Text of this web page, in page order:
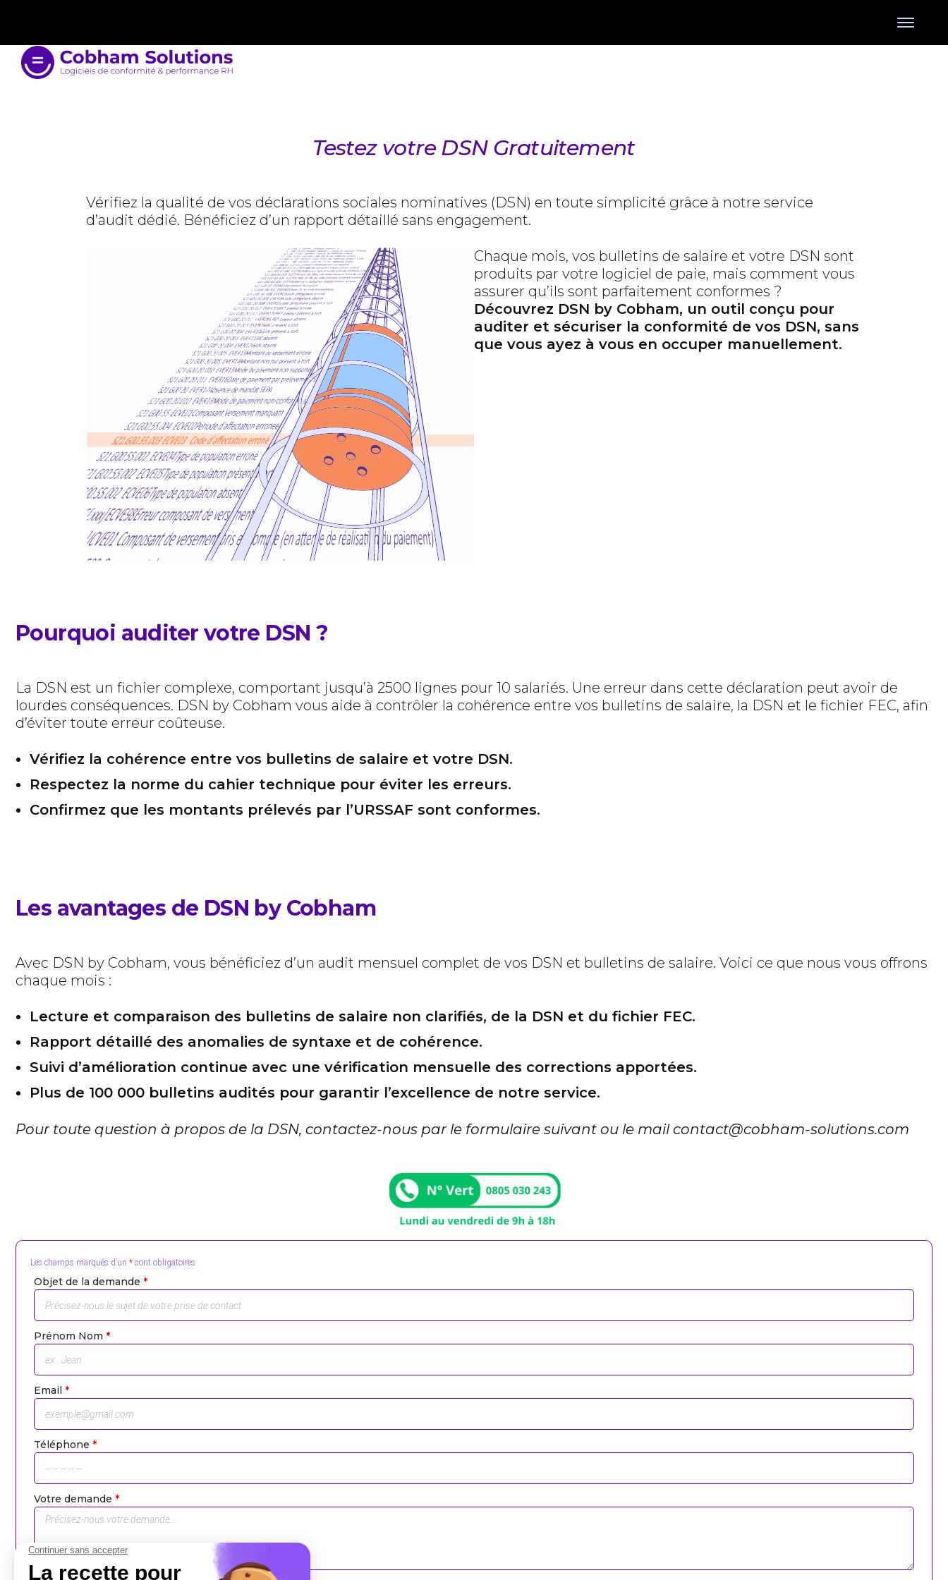
Testez votre DSN Gratuitement
Vérifiez la qualité de vos déclarations sociales nominatives (DSN) en toute simplicité grâce à notre service
d’audit dédié. Bénéficiez d’un rapport détaillé sans engagement.
Chaque mois, vos bulletins de salaire et votre DSN sont
produits par votre logiciel de paie, mais comment vous
assurer qu’ils sont parfaitement conformes ?
Découvrez DSN by Cobham, un outil conçu pour
auditer et sécuriser la conformité de vos DSN, sans
que vous ayez à vous en occuper manuellement.
Pourquoi auditer votre DSN ?
La DSN est un fichier complexe, comportant jusqu’à 2500 lignes pour 10 salariés. Une erreur dans cette déclaration peut avoir de
lourdes conséquences. DSN by Cobham vous aide à contrôler la cohérence entre vos bulletins de salaire, la DSN et le fichier FEC, afin
d’éviter toute erreur coûteuse.
Vérifiez la cohérence entre vos bulletins de salaire et votre DSN.
Respectez la norme du cahier technique pour éviter les erreurs.
Confirmez que les montants prélevés par l’URSSAF sont conformes.
Les avantages de DSN by Cobham
Avec DSN by Cobham, vous bénéficiez d’un audit mensuel complet de vos DSN et bulletins de salaire. Voici ce que nous vous offrons
chaque mois :
Lecture et comparaison des bulletins de salaire non clarifiés, de la DSN et du fichier FEC.
Rapport détaillé des anomalies de syntaxe et de cohérence.
Suivi d’amélioration continue avec une vérification mensuelle des corrections apportées.
Plus de 100 000 bulletins audités pour garantir l’excellence de notre service.
Pour toute question à propos de la DSN, contactez-nous par le formulaire suivant ou le mail contact@cobham-solutions.com
Les champs marqués d’un * sont obligatoires
Objet de la demande *
Prénom Nom *
Email *
Téléphone *
Votre demande *